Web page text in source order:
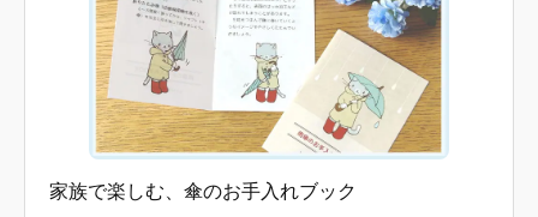
家族で楽しむ、傘のお手入れブック